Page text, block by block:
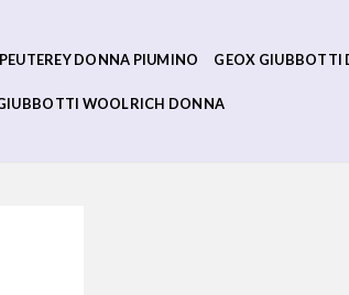
PEUTEREY DONNA PIUMINO GEOX GIUBBOTTI
WOOLRICH DONNA